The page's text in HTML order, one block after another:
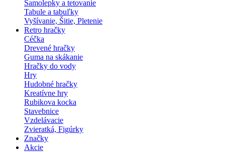
Samolepky a tetovanie
Tabule a tabuľky
Vyšívanie, Šitie, Pletenie
Retro hračky
Céčka
Drevené hračky
Guma na skákanie
Hračky do vody
Hry
Hudobné hračky
Kreatívne hry
Rubikova kocka
Stavebnice
Vzdelávacie
Zvieratká, Figúrky
Značky
Akcie